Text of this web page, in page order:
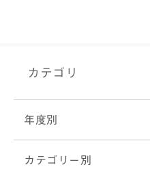
カテゴリ
年度別
カテゴリー別